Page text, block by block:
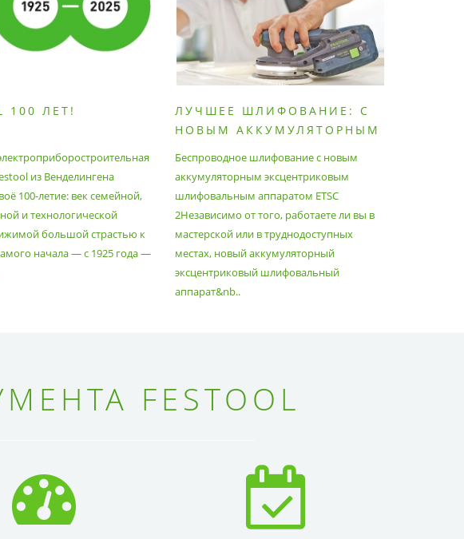
100 ЛЕТ!
из Венделингена
100-летие: век семейной,
и технологической
большой страстью к
начала — с 1925 года —
ЛУЧШЕЕ ШЛИФОВАНИЕ: С
НОВЫМ АККУМУЛЯТОРНЫМ
АППАРАТОМ ETSC2
Беспроводное шлифование с новым
аккумуляторным эксцентриковым
шлифовальным аппаратом ETSC
2Независимо от того, работаете ли вы в
мастерской или в труднодоступных
местах, новый аккумуляторный
эксцентриковый шлифовальный
аппарат&nb..
FESTOOL